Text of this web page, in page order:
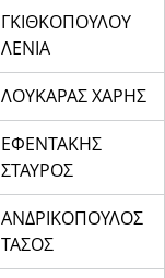
ΓΚΙΘΚΟΠΟΥΛΟΥ
ΛΕΝΙΑ
ΛΟΥΚΑΡΑΣ ΧΑΡΗΣ
ΕΦΕΝΤΑΚΗΣ
ΣΤΑΥΡΟΣ
ΑΝΔΡΙΚΟΠΟΥΛΟΣ
ΤΑΣΟΣ